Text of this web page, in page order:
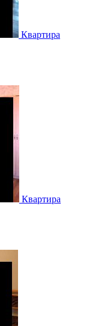
Квартира
Квартира